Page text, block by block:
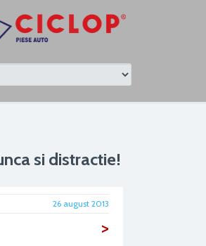
si distractie!
26 august 2013
>